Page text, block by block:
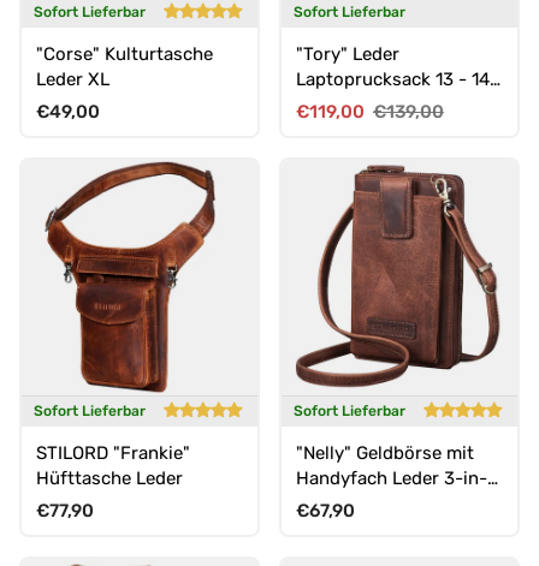
Sofort Lieferbar
"Corse" Kulturtasche
Leder XL
Normaler Preis
€49,00
Sofort Lieferbar
"Tory" Leder
Laptoprucksack 13 - 14
Zoll Herren Damen
Verkaufspreis
€119,00 Normaler Preis
€139,00
Sofort Lieferbar
STILORD "Frankie"
Hüfttasche Leder
Normaler Preis
€77,90
Sofort Lieferbar
"Nelly" Geldbörse mit
Handyfach Leder 3-in-1
Handytasche
Normaler Preis
€67,90